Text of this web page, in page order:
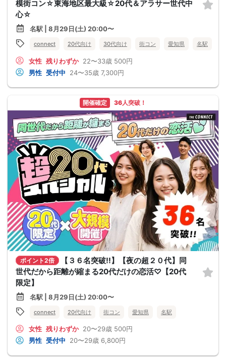
模街コン☆東海地区最大級☆20代＆アラサー世代中
心☆
名駅 | 8月29日(土) 20:00〜
connect 20代向け 30代向け 街コン 愛知県 名駅
女性 残りわずか 22〜33歳 500円
男性 受付中 24〜35歳 7,300円
開催確定 36人突破！
ポイント2倍
【３６名突破!!】【夜の超２０代】同
世代だから距離が縮まる20代だけの恋活♡【20代
限定】
名駅 | 8月29日(土) 20:00〜
connect 20代向け 街コン 愛知県 名駅
女性 残りわずか 20〜29歳 500円
男性 受付中 20〜29歳 6,800円